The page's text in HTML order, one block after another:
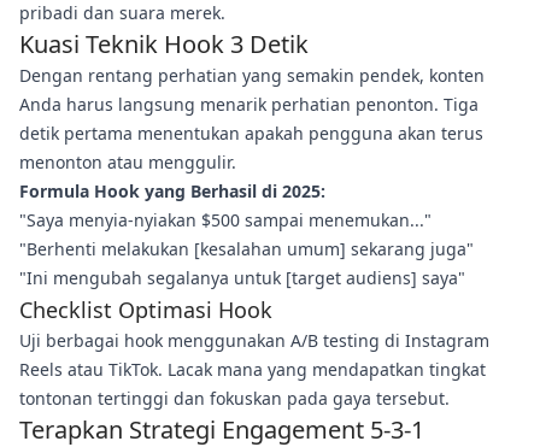
pribadi dan suara merek.
Kuasi Teknik Hook 3 Detik
Dengan rentang perhatian yang semakin pendek, konten
Anda harus langsung menarik perhatian penonton. Tiga
detik pertama menentukan apakah pengguna akan terus
menonton atau menggulir.
Formula Hook yang Berhasil di 2025:
"Saya menyia-nyiakan $500 sampai menemukan..."
"Berhenti melakukan [kesalahan umum] sekarang juga"
"Ini mengubah segalanya untuk [target audiens] saya"
Checklist Optimasi Hook
Uji berbagai hook menggunakan A/B testing di Instagram
Reels atau TikTok. Lacak mana yang mendapatkan tingkat
tontonan tertinggi dan fokuskan pada gaya tersebut.
Terapkan Strategi Engagement 5-3-1